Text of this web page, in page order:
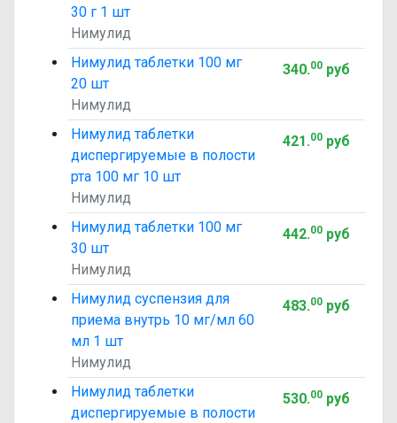
30 г 1 шт
Нимулид
Нимулид таблетки 100 мг
20 шт
Нимулид
340.00руб
Нимулид таблетки
диспергируемые в полости
рта 100 мг 10 шт
Нимулид
421.00руб
Нимулид таблетки 100 мг
30 шт
Нимулид
442.00руб
Нимулид суспензия для
приема внутрь 10 мг/мл 60
мл 1 шт
Нимулид
483.00руб
Нимулид таблетки
диспергируемые в полости
530.00руб